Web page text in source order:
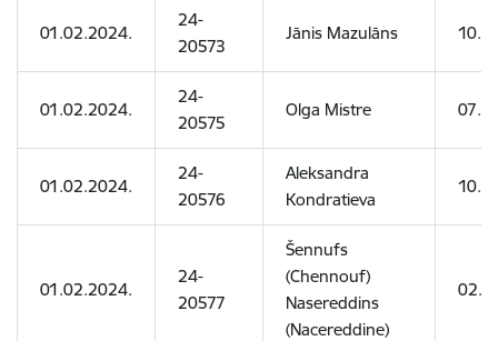
01.02.2024.
24-
20573
Jānis Mazulāns
01.02.2024.
24-
20575
Olga Mistre
01.02.2024.
24-
20576
Aleksandra
Kondratieva
01.02.2024.
24-
20577
Šennufs
(Chennouf)
Nasereddins
(Nacereddine)